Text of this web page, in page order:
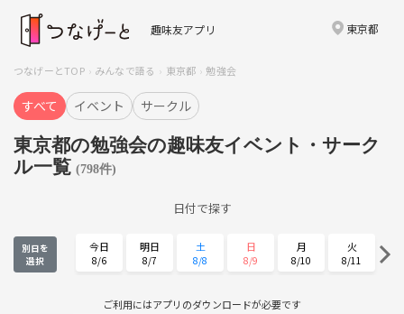
趣味友アプリ 東京都
つなげーとTOP みんなで語る 東京都 勉強会
すべて イベント サークル
東京都の勉強会の趣味友イベント・サーク
ル一覧 (798件)
日付で探す
別日を
選択
今日
8/6
明日
8/7
土
8/8
日
8/9
月
8/10
火
8/11
8/12 8/13 8/14 8/15 8/16
ご利用にはアプリのダウンロードが必要です